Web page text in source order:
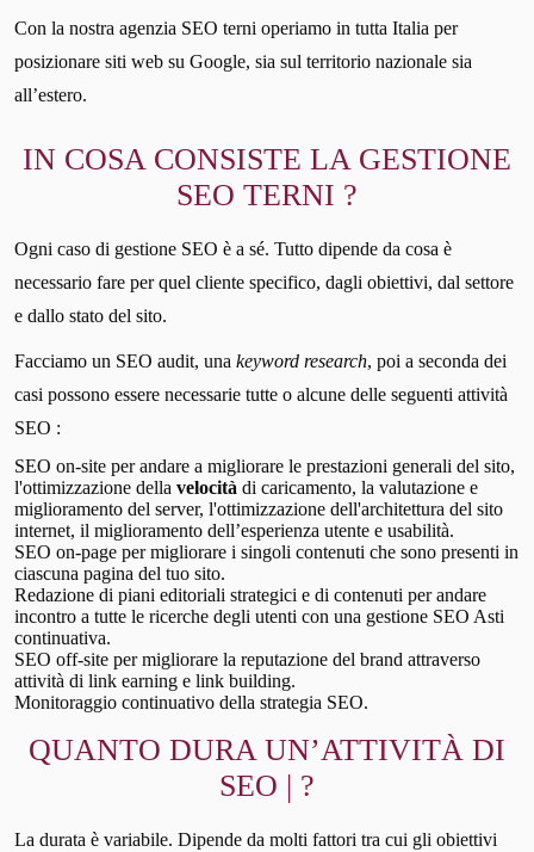
Con la nostra agenzia SEO terni operiamo in tutta Italia per
posizionare siti web su Google, sia sul territorio nazionale sia
all’estero.
IN COSA CONSISTE LA GESTIONE
SEO TERNI ?
Ogni caso di gestione SEO è a sé. Tutto dipende da cosa è
necessario fare per quel cliente specifico, dagli obiettivi, dal settore
e dallo stato del sito.
Facciamo un SEO audit, una keyword research, poi a seconda dei
casi possono essere necessarie tutte o alcune delle seguenti attività
SEO :
SEO on-site per andare a migliorare le prestazioni generali del sito,
l'ottimizzazione della velocità di caricamento, la valutazione e
miglioramento del server, l'ottimizzazione dell'architettura del sito
internet, il miglioramento dell’esperienza utente e usabilità.
SEO on-page per migliorare i singoli contenuti che sono presenti in
ciascuna pagina del tuo sito.
Redazione di piani editoriali strategici e di contenuti per andare
incontro a tutte le ricerche degli utenti con una gestione SEO Asti
continuativa.
SEO off-site per migliorare la reputazione del brand attraverso
attività di link earning e link building.
Monitoraggio continuativo della strategia SEO.
QUANTO DURA UN’ATTIVITÀ DI
SEO | ?
La durata è variabile. Dipende da molti fattori tra cui gli obiettivi